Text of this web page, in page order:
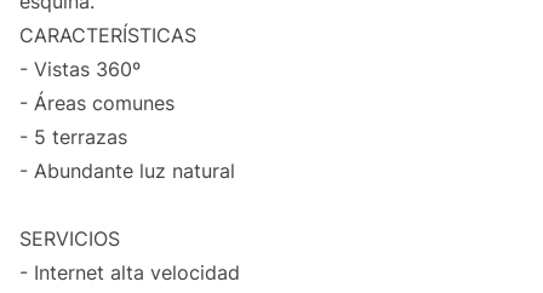
CARACTERÍSTICAS
- Vistas 360º
- Áreas comunes
- 5 terrazas
- Abundante luz natural
SERVICIOS
- Internet alta velocidad